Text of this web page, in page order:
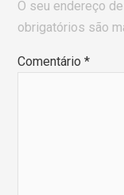
O seu endereço
obrigatórios são
Comentário*